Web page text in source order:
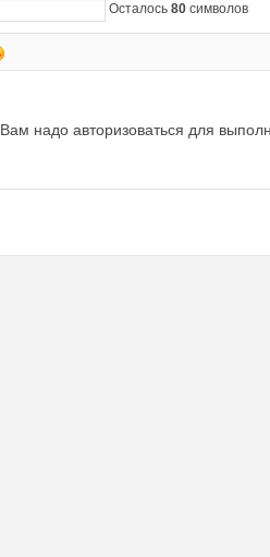
Осталось 80символов
Вам надо авторизоваться для